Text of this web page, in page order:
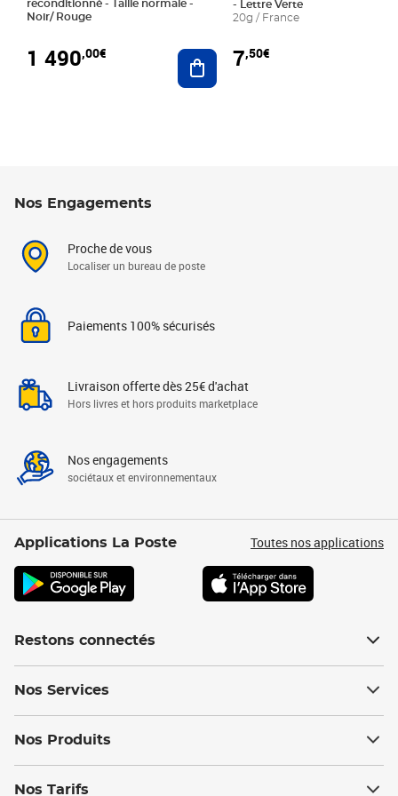
reconditionné - Taille normale -
Noir/ Rouge
1 490,00€ Ajouter au panier
- Lettre Verte
20g / France
7,50€
Nos Engagements
Proche de vous
Localiser un bureau de poste
Paiements 100% sécurisés
Livraison offerte dès 25€ d'achat
Hors livres et hors produits marketplace
Nos engagements
sociétaux et environnementaux
Applications La Poste Toutes nos applications
Restons connectés
Nos Services
Nos Produits
Nos Tarifs